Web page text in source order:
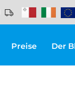
Preise Der